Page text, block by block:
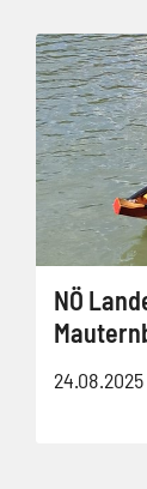
NÖ
24.08.2025